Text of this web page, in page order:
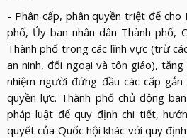
- Phân cấp, phân quyền triệt để cho
phố, Ủy ban nhân dân Thành phố,
Thành phố trong các lĩnh vực (trừ
an ninh, đối ngoại và tôn giáo),
nhiệm người đứng đầu các cấp
quyền lực. Thành phố chủ động
pháp luật để quy định chi tiết,
quyết của Quốc hội khác với quy